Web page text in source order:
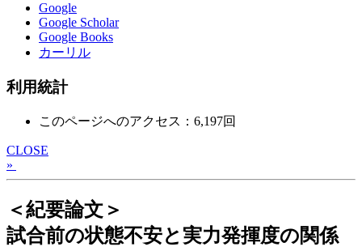
Google
Google Scholar
Google Books
カーリル
利用統計
このページへのアクセス：6,197回
CLOSE
»
＜紀要論文＞
試合前の状態不安と実力発揮度の関係